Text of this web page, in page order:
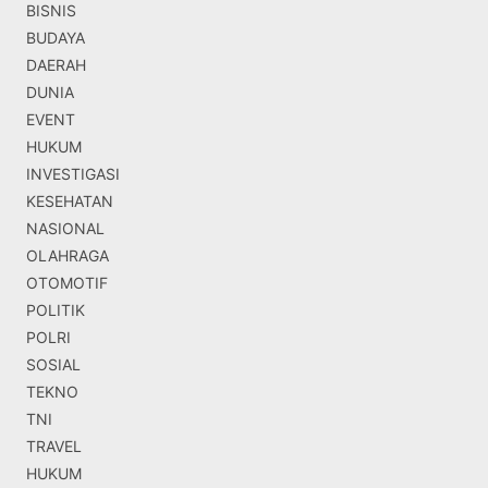
BISNIS
BUDAYA
DAERAH
DUNIA
EVENT
HUKUM
INVESTIGASI
KESEHATAN
NASIONAL
OLAHRAGA
OTOMOTIF
POLITIK
POLRI
SOSIAL
TEKNO
TNI
TRAVEL
HUKUM